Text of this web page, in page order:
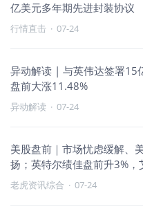
亿美元多年期先进封装协议
行情直击 · 07-24
异动解读 | 与英伟达签署15
盘前大涨11.48%
异动解读 · 07-24
美股盘前｜市场忧虑缓解、
扬；英特尔绩佳盘前升3%，
泰尼特业绩超预期，盘前爆升
老虎资讯综合 · 07-24